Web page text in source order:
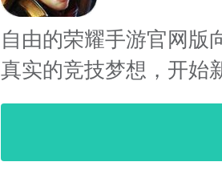
自由的荣耀手游官网版
真实的竞技梦想，开始